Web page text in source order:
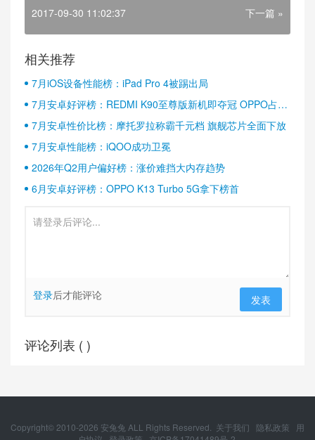
2017-09-30 11:02:37 下一篇 »
相关推荐
7月iOS设备性能榜：iPad Pro 4被踢出局
7月安卓好评榜：REDMI K90至尊版新机即夺冠 OPPO占据
半壁江山
7月安卓性价比榜：摩托罗拉称霸千元档 旗舰芯片全面下放
7月安卓性能榜：iQOO成功卫冕
2026年Q2用户偏好榜：涨价难挡大内存趋势
6月安卓好评榜：OPPO K13 Turbo 5G拿下榜首
登录后才能评论 发表
评论列表 ( )
Copyright© 2010-2026 安兔兔 ALL Rights Reserved. 关于我们 隐私政策
用